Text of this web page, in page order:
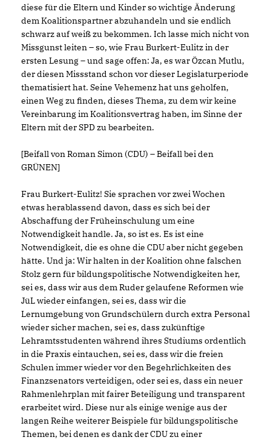
diese für die Eltern und Kinder so wichtige Änderung
dem Koalitionspartner abzuhandeln und sie endlich
schwarz auf weiß zu bekommen. Ich lasse mich nicht von
Missgunst leiten – so, wie Frau Burkert-Eulitz in der
ersten Lesung – und sage offen: Ja, es war Özcan Mutlu,
der diesen Missstand schon vor dieser Legislaturperiode
thematisiert hat. Seine Vehemenz hat uns geholfen,
einen Weg zu finden, dieses Thema, zu dem wir keine
Vereinbarung im Koalitionsvertrag haben, im Sinne der
Eltern mit der SPD zu bearbeiten.
[Beifall von Roman Simon (CDU) – Beifall bei den
GRÜNEN]
Frau Burkert-Eulitz! Sie sprachen vor zwei Wochen
etwas herablassend davon, dass es sich bei der
Abschaffung der Früheinschulung um eine
Notwendigkeit handle. Ja, so ist es. Es ist eine
Notwendigkeit, die es ohne die CDU aber nicht gegeben
hätte. Und ja: Wir halten in der Koalition ohne falschen
Stolz gern für bildungspolitische Notwendigkeiten her,
sei es, dass wir aus dem Ruder gelaufene Reformen wie
JüL wieder einfangen, sei es, dass wir die
Lernumgebung von Grundschülern durch extra Personal
wieder sicher machen, sei es, dass zukünftige
Lehramtsstudenten während ihres Studiums ordentlich
in die Praxis eintauchen, sei es, dass wir die freien
Schulen immer wieder vor den Begehrlichkeiten des
Finanzsenators verteidigen, oder sei es, dass ein neuer
Rahmenlehrplan mit fairer Beteiligung und transparent
erarbeitet wird. Diese nur als einige wenige aus der
langen Reihe weiterer Beispiele für bildungspolitische
Themen, bei denen es dank der CDU zu einer